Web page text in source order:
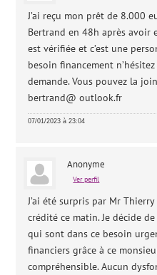
J’ai reçu mon prêt de 8.000
Bertrand en 48h après avoir
est vérifiée et c’est une
besoin financement
demande. Vous pouvez la
bertrand@ outlook.fr
07/01/2023 à 23:04
Anonyme
Ver perfil
J’ai été surpris par Mr
crédité ce matin. Je décide
qui sont dans ce besoin
financiers grâce à ce
compréhensible. Aucun